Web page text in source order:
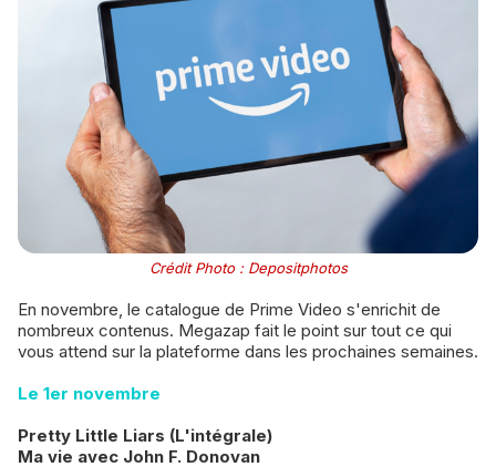
Crédit Photo : Depositphotos
En novembre, le catalogue de Prime Video s'enrichit de
nombreux contenus. Megazap fait le point sur tout ce qui
vous attend sur la plateforme dans les prochaines semaines.
Le 1er novembre
Pretty Little Liars (L'intégrale)
Ma vie avec John F. Donovan